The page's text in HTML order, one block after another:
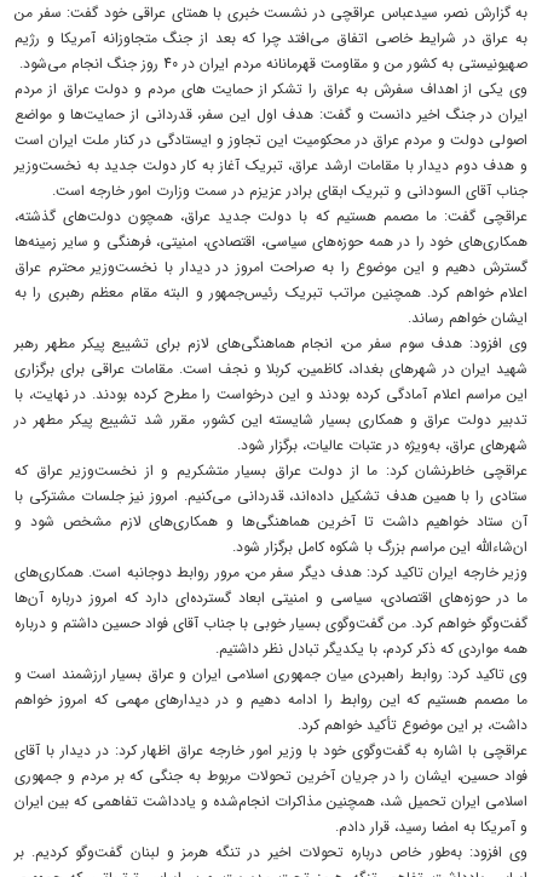
به گزارش نصر، سیدعباس عراقچی در نشست خبری با همتای عراقی خود گفت: سفر من
به عراق در شرایط خاصی اتفاق می‌افتد چرا که بعد از جنگ متجاوزانه آمریکا و رژیم
صهیونیستی به کشور من و مقاومت قهرمانانه مردم ایران در 40 روز جنگ انجام می‌شود.
وی یکی از اهداف سفرش به عراق را تشکر از حمایت‌ های مردم و دولت عراق از مردم
ایران در جنگ اخیر دانست و گفت: هدف اول این سفر، قدردانی از حمایت‌ها و مواضع
اصولی دولت و مردم عراق در محکومیت این تجاوز و ایستادگی در کنار ملت ایران است
و هدف دوم دیدار با مقامات ارشد عراق، تبریک آغاز به کار دولت جدید به نخست‌وزیر
جناب آقای السودانی و تبریک ابقای برادر عزیزم در سمت وزارت امور خارجه است.
عراقچی گفت: ما مصمم هستیم که با دولت جدید عراق، همچون دولت‌های گذشته،
همکاری‌های خود را در همه حوزه‌های سیاسی، اقتصادی، امنیتی، فرهنگی و سایر زمینه‌ها
گسترش دهیم و این موضوع را به صراحت امروز در دیدار با نخست‌وزیر محترم عراق
اعلام خواهم کرد. همچنین مراتب تبریک رئیس‌جمهور و البته مقام معظم رهبری را به
ایشان خواهم رساند.
وی افزود: هدف سوم سفر من، انجام هماهنگی‌های لازم برای تشییع پیکر مطهر رهبر
شهید ایران در شهرهای بغداد، کاظمین، کربلا و نجف است. مقامات عراقی برای برگزاری
این مراسم اعلام آمادگی کرده بودند و این درخواست را مطرح کرده بودند. در نهایت، با
تدبیر دولت عراق و همکاری بسیار شایسته این کشور، مقرر شد تشییع پیکر مطهر در
شهرهای عراق، به‌ویژه در عتبات عالیات، برگزار شود.
عراقچی خاطرنشان کرد: ما از دولت عراق بسیار متشکریم و از نخست‌وزیر عراق که
ستادی را با همین هدف تشکیل داده‌اند، قدردانی می‌کنیم. امروز نیز جلسات مشترکی با
آن ستاد خواهیم داشت تا آخرین هماهنگی‌ها و همکاری‌های لازم مشخص شود و
ان‌شاءالله این مراسم بزرگ با شکوه کامل برگزار شود.
وزیر خارجه ایران تاکید کرد: هدف دیگر سفر من، مرور روابط دوجانبه است. همکاری‌های
ما در حوزه‌های اقتصادی، سیاسی و امنیتی ابعاد گسترده‌ای دارد که امروز درباره آن‌ها
گفت‌وگو خواهم کرد. من گفت‌وگوی بسیار خوبی با جناب آقای فواد حسین داشتم و درباره
همه مواردی که ذکر کردم، با یکدیگر تبادل نظر داشتیم.
وی تاکید کرد: روابط راهبردی میان جمهوری اسلامی ایران و عراق بسیار ارزشمند است و
ما مصمم هستیم که این روابط را ادامه دهیم و در دیدارهای مهمی که امروز خواهم
داشت، بر این موضوع تأکید خواهم کرد.
عراقچی با اشاره به گفت‌وگوی خود با وزیر امور خارجه عراق اظهار کرد: در دیدار با آقای
فواد حسین، ایشان را در جریان آخرین تحولات مربوط به جنگی که بر مردم و جمهوری
اسلامی ایران تحمیل شد، همچنین مذاکرات انجام‌شده و یادداشت تفاهمی که بین ایران
و آمریکا به امضا رسید، قرار دادم.
وی افزود: به‌طور خاص درباره تحولات اخیر در تنگه هرمز و لبنان گفت‌وگو کردیم. بر